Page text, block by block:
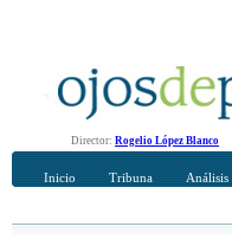
Director: Rogelio López Blanco
Inicio Tribuna Análisis